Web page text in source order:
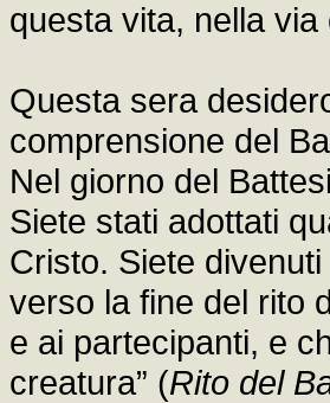
questa vita, nella
Questa sera
comprensione del
Nel giorno del
Siete stati adottati
Cristo. Siete
verso la fine del rito
e ai partecipanti, e
creatura” (Rito del